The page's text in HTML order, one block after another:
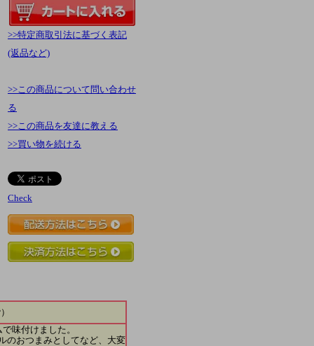
>>特定商取引法に基づく表記
(返品など)
>>この商品について問い合わせ
る
>>この商品を友達に教える
>>買い物を続ける
Check
味付けました。
おつまみとしてなど、大変